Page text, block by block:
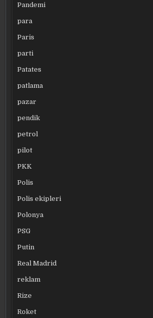
Pandemi
para
Paris
parti
Patates
patlama
pazar
pendik
petrol
pilot
PKK
Polis
Polis ekipleri
Polonya
PSG
Putin
Real Madrid
reklam
Rize
Roket